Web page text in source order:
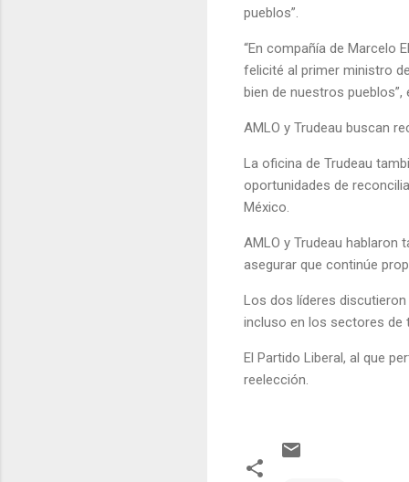
pueblos”.
“En compañía de Marcelo
felicité al primer ministro
bien de nuestros pueblos”,
AMLO y Trudeau buscan
La oficina de Trudeau
oportunidades de
México.
AMLO y Trudeau hablaron
asegurar que continúe
Los dos líderes
incluso en los sectores de
El Partido Liberal, al que
reelección.